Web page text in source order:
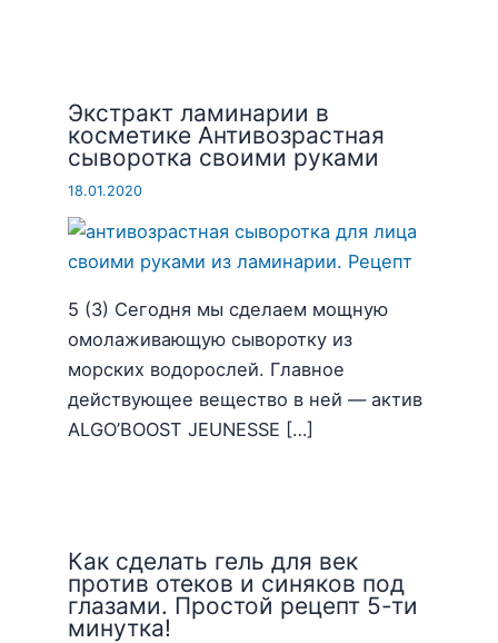
Экстракт ламинарии в
косметике Антивозрастная
сыворотка своими руками
18.01.2020
5 (3) Сегодня мы сделаем мощную
омолаживающую сыворотку из
морских водорослей. Главное
действующее вещество в ней — актив
ALGO’BOOST JEUNESSE […]
Как сделать гель для век
против отеков и синяков под
глазами. Простой рецепт 5-ти
минутка!